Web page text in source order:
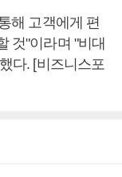
해 고객에게 편
것"이라며 "비대
다. [비즈니스포